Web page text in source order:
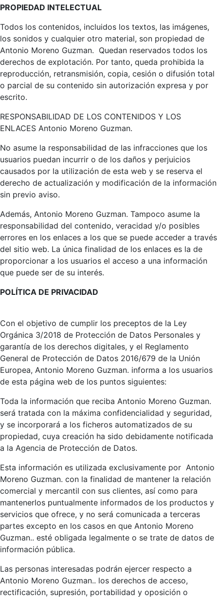
PROPIEDAD INTELECTUAL
Todos los contenidos, incluidos los textos, las imágenes,
los sonidos y cualquier otro material, son propiedad de
Antonio Moreno Guzman. Quedan reservados todos los
derechos de explotación. Por tanto, queda prohibida la
reproducción, retransmisión, copia, cesión o difusión total
o parcial de su contenido sin autorización expresa y por
escrito.
RESPONSABILIDAD DE LOS CONTENIDOS Y LOS
ENLACES Antonio Moreno Guzman.
No asume la responsabilidad de las infracciones que los
usuarios puedan incurrir o de los daños y perjuicios
causados por la utilización de esta web y se reserva el
derecho de actualización y modificación de la información
sin previo aviso.
Además, Antonio Moreno Guzman. Tampoco asume la
responsabilidad del contenido, veracidad y/o posibles
errores en los enlaces a los que se puede acceder a través
del sitio web. La única finalidad de los enlaces es la de
proporcionar a los usuarios el acceso a una información
que puede ser de su interés.
POLÍTICA DE PRIVACIDAD
Con el objetivo de cumplir los preceptos de la Ley
Orgánica 3/2018 de Protección de Datos Personales y
garantía de los derechos digitales, y el Reglamento
General de Protección de Datos 2016/679 de la Unión
Europea, Antonio Moreno Guzman. informa a los usuarios
de esta página web de los puntos siguientes:
Toda la información que reciba Antonio Moreno Guzman.
será tratada con la máxima confidencialidad y seguridad,
y se incorporará a los ficheros automatizados de su
propiedad, cuya creación ha sido debidamente notificada
a la Agencia de Protección de Datos.
Esta información es utilizada exclusivamente por Antonio
Moreno Guzman. con la finalidad de mantener la relación
comercial y mercantil con sus clientes, así como para
mantenerlos puntualmente informados de los productos y
servicios que ofrece, y no será comunicada a terceras
partes excepto en los casos en que Antonio Moreno
Guzman.. esté obligada legalmente o se trate de datos de
información pública.
Las personas interesadas podrán ejercer respecto a
Antonio Moreno Guzman.. los derechos de acceso,
rectificación, supresión, portabilidad y oposición o